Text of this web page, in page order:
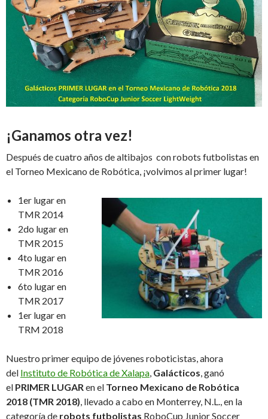
¡Ganamos otra vez!
Después de cuatro años de altibajos con robots futbolistas en
el Torneo Mexicano de Robótica, ¡volvimos al primer lugar!
1er lugar en
TMR 2014
2do lugar en
TMR 2015
4to lugar en
TMR 2016
6to lugar en
TMR 2017
1er lugar en
TRM 2018
Nuestro primer equipo de jóvenes roboticistas, ahora
del Instituto de Robótica de Xalapa, Galácticos, ganó
el PRIMER LUGARen el Torneo Mexicano de Robótica
2018 (TMR 2018), llevado a cabo en Monterrey, N.L., en la
categoría de robots futbolistas RoboCup Junior Soccer